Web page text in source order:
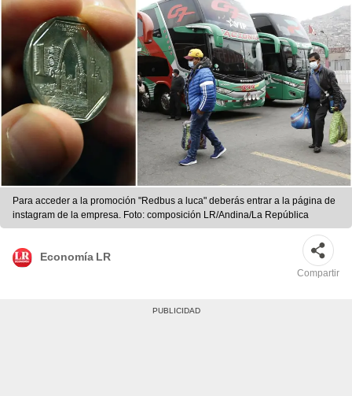
Para acceder a la promoción "Redbus a luca" deberás entrar a la página de
instagram de la empresa. Foto: composición LR/Andina/La República
Economía LR
Compartir